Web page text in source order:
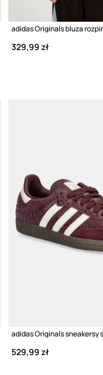
329,99 zł
529,99 zł